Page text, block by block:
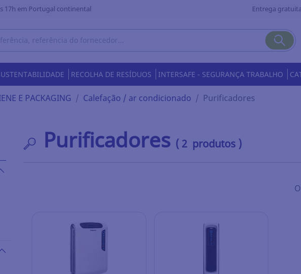
17h em Portugal continental Entrega
RECOLHA DE RESÍDUOS INTERSAFE - SEGURANÇA TRABALHO
E PACKAGING Calefação / ar condicionado Purificadores
Purificadores ( 2 produtos )